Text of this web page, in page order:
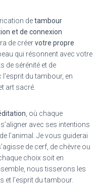
detambour
et de connexion
de créervotre propre
qui résonnent avec votre
de sérénité et de
du tambour, en
art sacré.
, où chaque
avec ses intentions
l’animal. Je vous guiderai
de cerf, de chèvre ou
choix soit en
nous tisserons les
et l’esprit du tambour.